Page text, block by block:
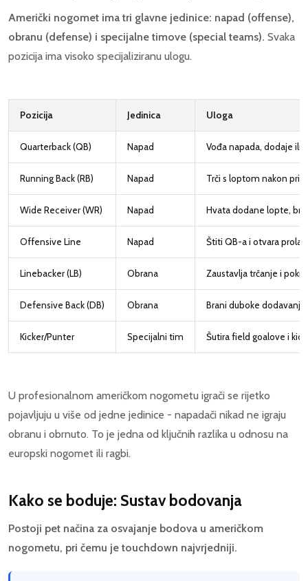
Američki nogomet ima tri glavne jedinice: napad (offense),
obranu (defense) i specijalne timove (special teams). Svaka
pozicija ima visoko specijaliziranu ulogu.
Pozicija Jedinica Uloga
Quarterback (QB) Napad Vođa napada, dodaje ili
Running Back (RB) Napad Trči s loptom nakon
Wide Receiver (WR) Napad Hvata dodane lopte, brz
Offensive Line Napad Štiti QB-a i otvara
Linebacker (LB) Obrana Zaustavlja trčanje i
Defensive Back (DB) Obrana Brani duboke
Kicker/Punter Specijalni tim Šutira field goalove i
U profesionalnom američkom nogometu igrači se rijetko
pojavljuju u više od jedne jedinice - napadači nikad ne igraju
obranu i obrnuto. To je jedna od ključnih razlika u odnosu na
europski nogomet ili ragbi.
Kako se boduje: Sustav bodovanja
Postoji pet načina za osvajanje bodova u američkom
nogometu, pri čemu je touchdown najvrjedniji.